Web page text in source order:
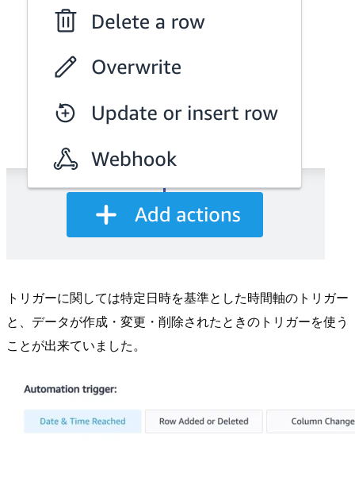
トリガーに関しては特定日時を基準とした時間軸のトリガー
と、データが作成・変更・削除されたときのトリガーを使う
ことが出来ていました。